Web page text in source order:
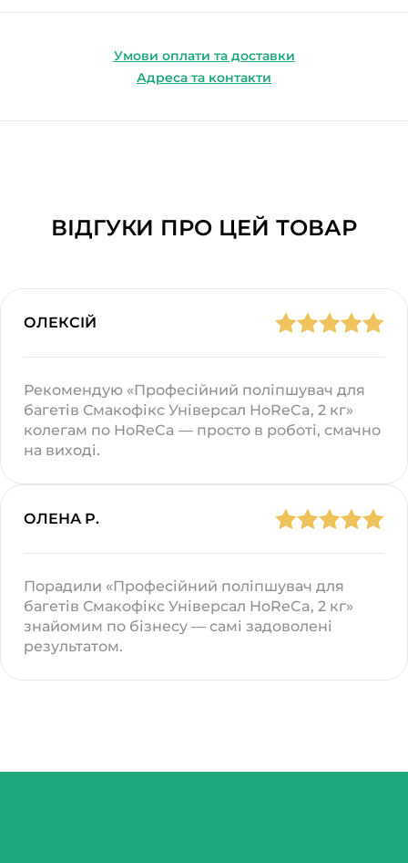
Умови оплати та доставки
Адреса та контакти
ВІДГУКИ ПРО ЦЕЙ ТОВАР
ОЛЕКСІЙ
Рекомендую «Професійний поліпшувач для
багетів Смакофікс Універсал HoReCa, 2 кг»
колегам по HoReCa — просто в роботі, смачно
на виході.
ОЛЕНА Р.
Порадили «Професійний поліпшувач для
багетів Смакофікс Універсал HoReCa, 2 кг»
знайомим по бізнесу — самі задоволені
результатом.